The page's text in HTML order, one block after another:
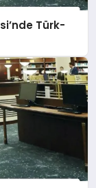
Türk-